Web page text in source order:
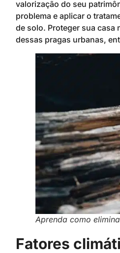
valorização do seu
problema e aplicar o
de solo. Proteger sua casa
dessas pragas urbanas,
Aprenda como
Fatores